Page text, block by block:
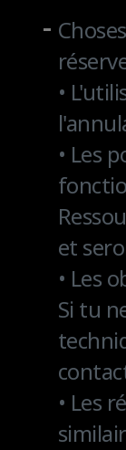
•
• Les
et
• Les
Si tu
• Les